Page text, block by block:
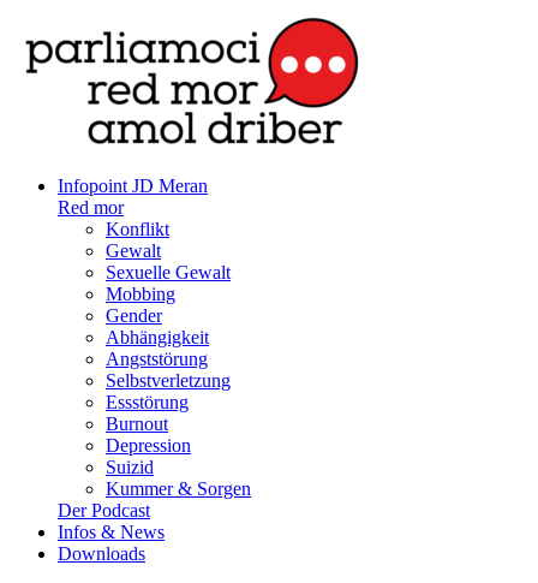
Infopoint JD Meran
Red mor
Konflikt
Gewalt
Sexuelle Gewalt
Mobbing
Gender
Abhängigkeit
Angststörung
Selbstverletzung
Essstörung
Burnout
Depression
Suizid
Kummer & Sorgen
Der Podcast
Infos & News
Downloads